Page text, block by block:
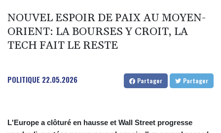
NOUVEL ESPOIR DE PAIX AU MOYEN-
ORIENT: LA BOURSES Y CROIT, LA
TECH FAIT LE RESTE
POLITIQUE 22.05.2026 Partager Partager
L'Europe a clôturé en hausse et Wall Street progresse